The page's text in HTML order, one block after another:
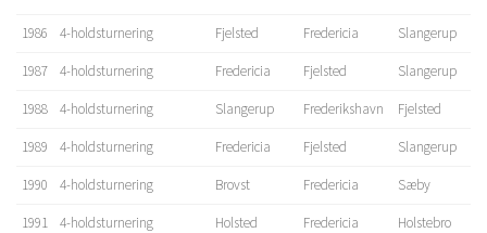
1986 4-holdsturnering Fjelsted Fredericia Slangerup
1987 4-holdsturnering Fredericia Fjelsted Slangerup
1988 4-holdsturnering Slangerup Frederikshavn Fjelsted
1989 4-holdsturnering Fredericia Fjelsted Slangerup
1990 4-holdsturnering Brovst Fredericia Sæby
1991 4-holdsturnering Holsted Fredericia Holstebro